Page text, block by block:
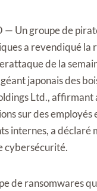
— Un groupe de
a revendiqué la
de la
japonais des
Ltd., affirmant
sur des employés
internes, a déclaré
cybersécurité.
de ransomwares